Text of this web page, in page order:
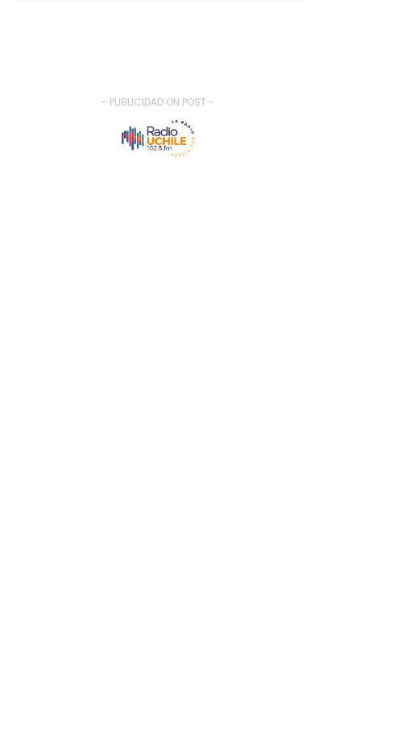
- PUBLICIDAD ON POST -